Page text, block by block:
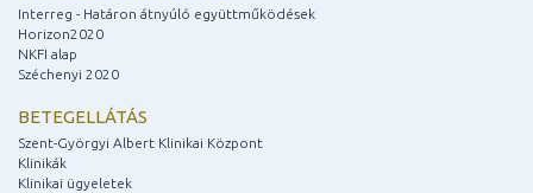
Interreg - Határon átnyúló együttműködések
Horizon2020
NKFI alap
Széchenyi 2020
BETEGELLÁTÁS
Szent-Györgyi Albert Klinikai Központ
Klinikák
Klinikai ügyeletek